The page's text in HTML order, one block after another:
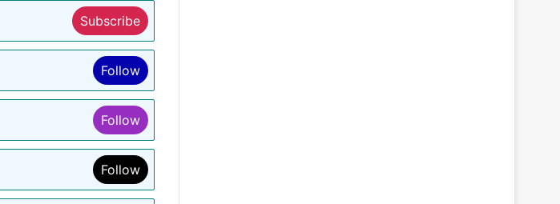
Subscribe
Follow
Follow
Follow